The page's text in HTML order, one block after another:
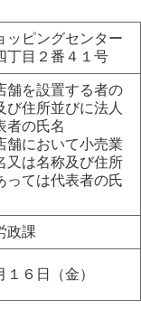
ッピングセンター
丁目２番４１号
舗を設置する者の
び住所並びに法人
者の氏名
舗において小売業
又は名称及び住所
っては代表者の氏
政課
６日（金）